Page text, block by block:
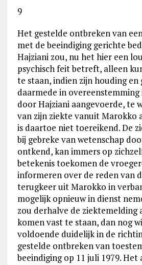
9
Het gestelde ontbreken van
met de beeindiging gerichte
Hajziani zou, nu het hier een
psychisch feit betreft, alleen
te staan, indien zijn houding en
daarmede in
door Hajziani aangevoerde, te
van zijn ziekte vanuit Marokko
is daartoe niet toereikend. De
bij gebreke van wetenschap
ontkend, kan immers op
betekenis toekomen de
informeren over de reden van
terugkeer uit Marokko in
mogelijk opnieuw in dienst
zou derhalve de ziektemelding
komen vast te staan, dan nog
voldoende duidelijk in de
gestelde ontbreken van
beeindiging op 11 juli 1979. Het